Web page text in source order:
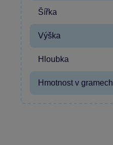
Šířka
Výška
Hloubka
Hmotnost v gramech